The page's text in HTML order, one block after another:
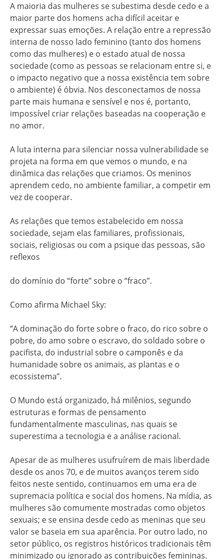
A maioria das mulheres se subestima desde cedo e a
maior parte dos homens acha difícil aceitar e
expressar suas emoções. A relação entre a repressão
interna de nosso lado feminino (tanto dos homens
como das mulheres) e o estado atual de nossa
sociedade (como as pessoas se relacionam entre si, e
o impacto negativo que a nossa existência tem sobre
o ambiente) é óbvia. Nos desconectamos de nossa
parte mais humana e sensível e nos é, portanto,
impossível criar relações baseadas na cooperação e
no amor.
A luta interna para silenciar nossa vulnerabilidade se
projeta na forma em que vemos o mundo, e na
dinâmica das relações que criamos. Os meninos
aprendem cedo, no ambiente familiar, a competir em
vez de cooperar.
As relações que temos estabelecido em nossa
sociedade, sejam elas familiares, profissionais,
sociais, religiosas ou com a psique das pessoas, são
reflexos
do domínio do “forte” sobre o “fraco”.
Como afirma Michael Sky:
“A dominação do forte sobre o fraco, do rico sobre o
pobre, do amo sobre o escravo, do soldado sobre o
pacifista, do industrial sobre o camponês e da
humanidade sobre os animais, as plantas e o
ecossistema”.
O Mundo está organizado, há milênios, segundo
estruturas e formas de pensamento
fundamentalmente masculinas, nas quais se
superestima a tecnologia e a análise racional.
Apesar de as mulheres usufruírem de mais liberdade
desde os anos 70, e de muitos avanços terem sido
feitos neste sentido, continuamos em uma era de
supremacia política e social dos homens. Na mídia, as
mulheres são comumente mostradas como objetos
sexuais; e se ensina desde cedo as meninas que seu
valor se baseia em sua aparência. Por outro lado, no
setor público, os registros históricos tradicionais têm
minimizado ou ignorado as contribuições femininas.